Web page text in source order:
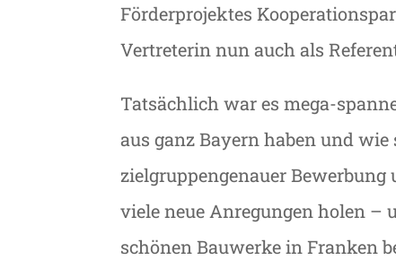
Förderprojektes
Vertreterin nun auch als
Tatsächlich war es mega-
aus ganz Bayern haben und
zielgruppengenauer
viele neue Anregungen holen –
schönen Bauwerke in Franken